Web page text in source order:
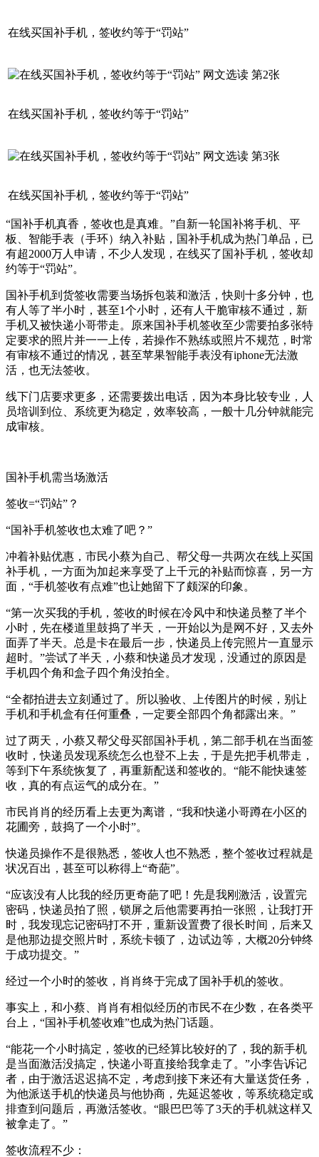
在线买国补手机，签收约等于“罚站”
在线买国补手机，签收约等于“罚站”
在线买国补手机，签收约等于“罚站”
“国补手机真香，签收也是真难。”自新一轮国补将手机、平
板、智能手表（手环）纳入补贴，国补手机成为热门单品，已
有超2000万人申请，不少人发现，在线买了国补手机，签收却
约等于“罚站”。
国补手机到货签收需要当场拆包装和激活，快则十多分钟，也
有人等了半小时，甚至1个小时，还有人干脆审核不通过，新
手机又被快递小哥带走。原来国补手机签收至少需要拍多张特
定要求的照片并一一上传，若操作不熟练或照片不规范，时常
有审核不通过的情况，甚至苹果智能手表没有iphone无法激
活，也无法签收。
线下门店要求更多，还需要拨出电话，因为本身比较专业，人
员培训到位、系统更为稳定，效率较高，一般十几分钟就能完
成审核。
国补手机需当场激活
签收=“罚站”？
“国补手机签收也太难了吧？”
冲着补贴优惠，市民小蔡为自己、帮父母一共两次在线上买国
补手机，一方面为加起来享受了上千元的补贴而惊喜，另一方
面，“手机签收有点难”也让她留下了颇深的印象。
“第一次买我的手机，签收的时候在冷风中和快递员整了半个
小时，先在楼道里鼓捣了半天，一开始以为是网不好，又去外
面弄了半天。总是卡在最后一步，快递员上传完照片一直显示
超时。”尝试了半天，小蔡和快递员才发现，没通过的原因是
手机四个角和盒子四个角没拍全。
“全都拍进去立刻通过了。所以验收、上传图片的时候，别让
手机和手机盒有任何重叠，一定要全部四个角都露出来。”
过了两天，小蔡又帮父母买部国补手机，第二部手机在当面签
收时，快递员发现系统怎么也登不上去，于是先把手机带走，
等到下午系统恢复了，再重新配送和签收的。“能不能快速签
收，真的有点运气的成分在。”
市民肖肖的经历看上去更为离谱，“我和快递小哥蹲在小区的
花圃旁，鼓捣了一个小时”。
快递员操作不是很熟悉，签收人也不熟悉，整个签收过程就是
状况百出，甚至可以称得上“奇葩”。
“应该没有人比我的经历更奇葩了吧！先是我刚激活，设置完
密码，快递员拍了照，锁屏之后他需要再拍一张照，让我打开
时，我发现忘记密码打不开，重新设置费了很长时间，后来又
是他那边提交照片时，系统卡顿了，边试边等，大概20分钟终
于成功提交。”
经过一个小时的签收，肖肖终于完成了国补手机的签收。
事实上，和小蔡、肖肖有相似经历的市民不在少数，在各类平
台上，“国补手机签收难”也成为热门话题。
“能花一个小时搞定，签收的已经算比较好的了，我的新手机
是当面激活没搞定，快递小哥直接给我拿走了。”小李告诉记
者，由于激活迟迟搞不定，考虑到接下来还有大量送货任务，
为他派送手机的快递员与他协商，先延迟签收，等系统稳定或
排查到问题后，再激活签收。“眼巴巴等了3天的手机就这样又
被拿走了。”
签收流程不少：